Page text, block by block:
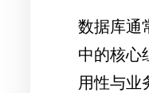
数据库通
中的核心
用性与业